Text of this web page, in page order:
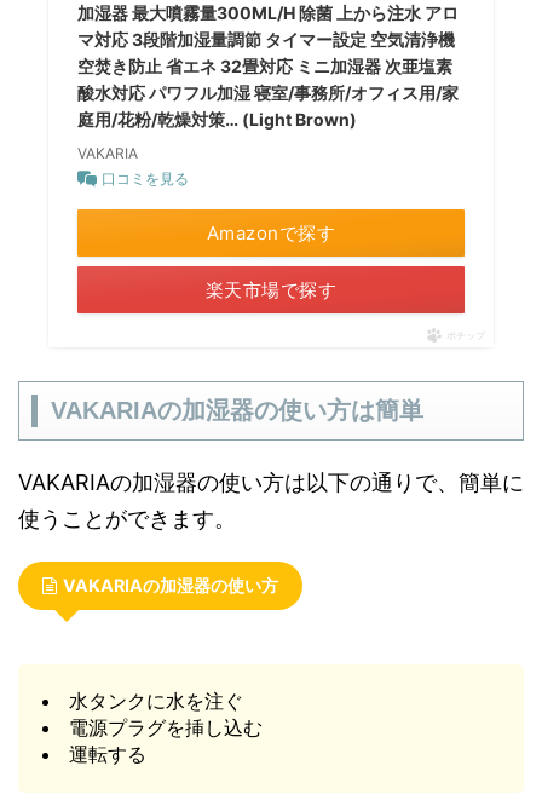
加湿器 最大噴霧量300ML/H 除菌 上から注水 アロ
マ対応 3段階加湿量調節 タイマー設定 空気清浄機
空焚き防止 省エネ 32畳対応 ミニ加湿器 次亜塩素
酸水対応 パワフル加湿 寝室/事務所/オフィス用/家
庭用/花粉/乾燥対策… (Light Brown)
VAKARIA
口コミを見る
Amazonで探す
楽天市場で探す
ポチップ
VAKARIAの加湿器の使い方は簡単
VAKARIAの加湿器の使い方は以下の通りで、簡単に
使うことができます。
VAKARIAの加湿器の使い方
水タンクに水を注ぐ
電源プラグを挿し込む
運転する